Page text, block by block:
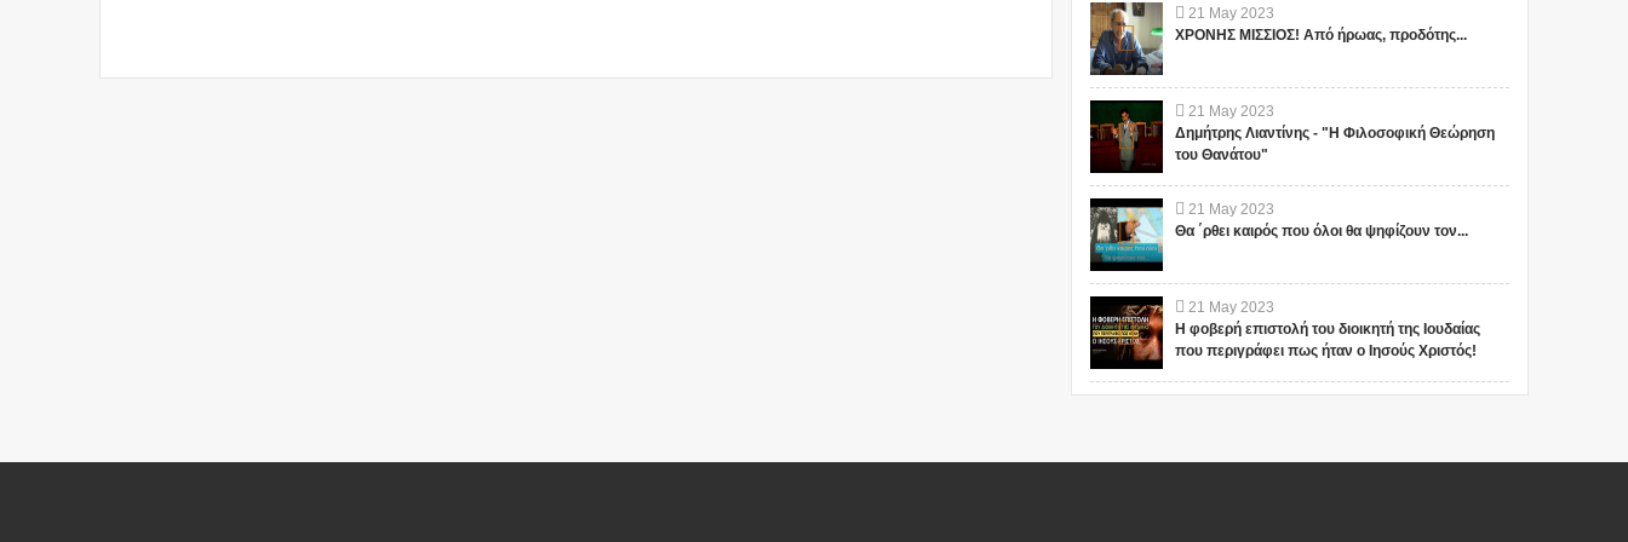
21 May 2023
ΧΡΟΝΗΣ ΜΙΣΣΙΟΣ! Από ήρωας, προδότης...
21 May 2023
Δημήτρης Λιαντίνης - "Η Φιλοσοφική Θεώρηση
του Θανάτου"
21 May 2023
Θα ΄ρθει καιρός που όλοι θα ψηφίζουν τον...
21 May 2023
Η φοβερή επιστολή του διοικητή της Ιουδαίας
που περιγράφει πως ήταν ο Ιησούς Χριστός!